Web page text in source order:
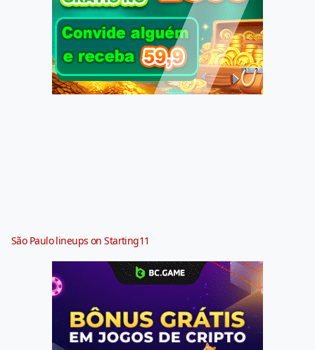
São Paulo lineups on Starting11